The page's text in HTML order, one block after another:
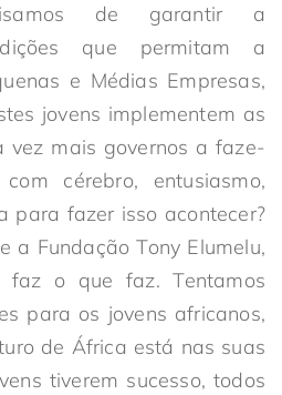
de garantir a
que permitam a
e Médias Empresas,
jovens implementem as
vez mais governos a faze-
cérebro, entusiasmo,
para fazer isso acontecer?
a Fundação Tony Elumelu,
faz o que faz. Tentamos
para os jovens africanos,
de África está nas suas
tiverem sucesso, todos